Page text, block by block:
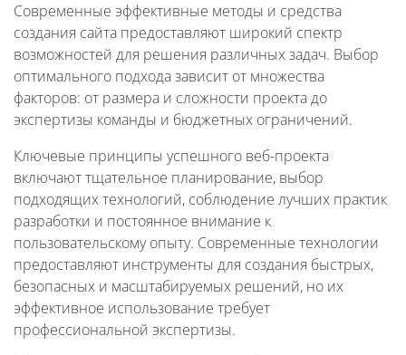
Современные эффективные методы и средства
создания сайта предоставляют широкий спектр
возможностей для решения различных задач. Выбор
оптимального подхода зависит от множества
факторов: от размера и сложности проекта до
экспертизы команды и бюджетных ограничений.
Ключевые принципы успешного веб-проекта
включают тщательное планирование, выбор
подходящих технологий, соблюдение лучших практик
разработки и постоянное внимание к
пользовательскому опыту. Современные технологии
предоставляют инструменты для создания быстрых,
безопасных и масштабируемых решений, но их
эффективное использование требует
профессиональной экспертизы.